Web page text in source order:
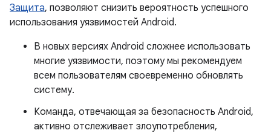
Защита, позволяют снизить вероятность успешного
использования уязвимостей Android.
В новых версиях Android сложнее использовать
многие уязвимости, поэтому мы рекомендуем
всем пользователям своевременно обновлять
систему.
Команда, отвечающая за безопасность Android,
активно отслеживает злоупотребления,